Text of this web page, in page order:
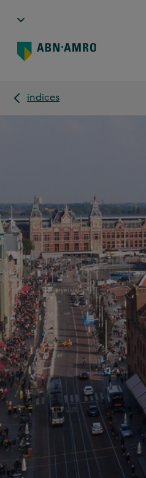
indices